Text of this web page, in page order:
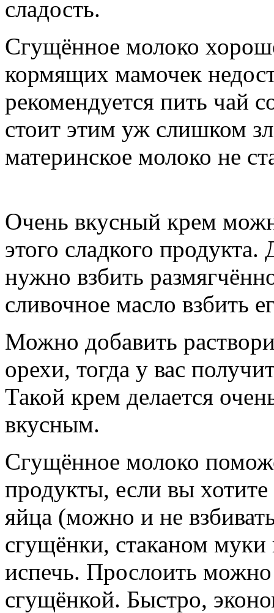
сладость.
Сгущённое молоко
кормящих мамочек
рекомендуется пить чай
стоит этим уж слишком
материнское молоко не
Очень вкусный крем
этого сладкого
нужно взбить
сливочное масло взбить
Можно добавить
орехи, тогда у вас
Такой крем делается
вкусным.
Сгущённое молоко
продукты, если вы
яйца (можно и не
сгущёнки, стаканом
испечь. Прослоить
сгущёнкой. Быстро,